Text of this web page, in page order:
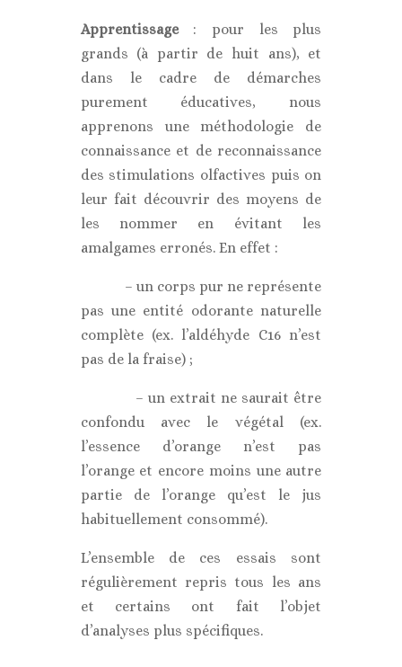
Apprentissage : pour les plus
grands (à partir de huit ans), et
dans le cadre de démarches
purement éducatives, nous
apprenons une méthodologie de
connaissance et de reconnaissance
des stimulations olfactives puis on
leur fait découvrir des moyens de
les nommer en évitant les
amalgames erronés. En effet :
– un corps pur ne représente
pas une entité odorante naturelle
complète (ex. l’aldéhyde C16 n’est
pas de la fraise) ;
– un extrait ne saurait être
confondu avec le végétal (ex.
l’essence d’orange n’est pas
l’orange et encore moins une autre
partie de l’orange qu’est le jus
habituellement consommé).
L’ensemble de ces essais sont
régulièrement repris tous les ans
et certains ont fait l’objet
d’analyses plus spécifiques.